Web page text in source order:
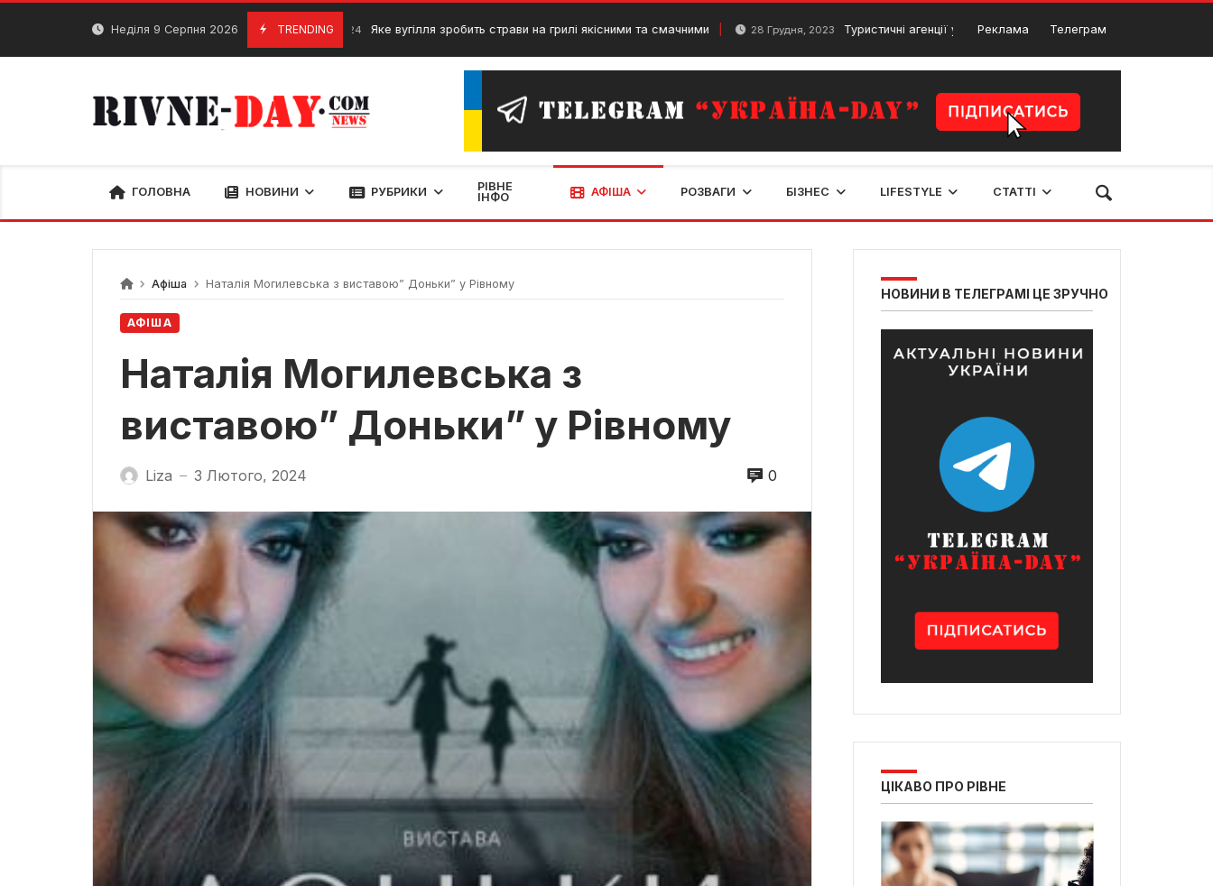
Skip
Неділя 9 Серпня 2026 TRENDING
10 Липня, 2024 Яке вугілля зробить страви на грилі якісними та смачними 28 Грудня, 2023 Туристичні агенції у місті Рівне: ТОП 5 агенцій Рівного
Реклама Телеграм
ГОЛОВНА НОВИНИ РУБРИКИ
РІВНЕ
ІНФО
АФІША РОЗВАГИ БІЗНЕС LIFESTYLE СТАТТІ
Афіша Наталія Могилевська з виставою” Доньки” у Рівному
АФІША
Наталія Могилевська з
виставою” Доньки” у Рівному
Liza — 3 Лютого, 2024 0
НОВИНИ В ТЕЛЕГРАМІ ЦЕ ЗРУЧНО
ЦІКАВО ПРО РІВНЕ